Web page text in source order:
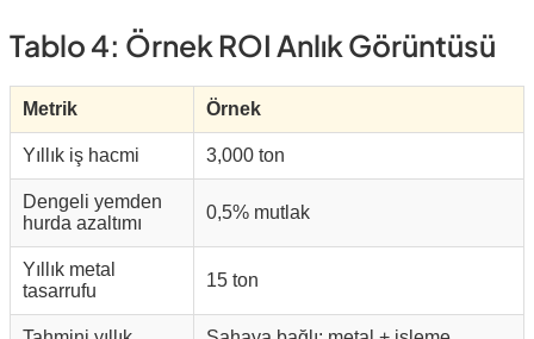
Tablo 4: Örnek ROI Anlık Görüntüsü
Metrik Örnek
Yıllık iş hacmi 3,000 ton
Dengeli yemden
hurda azaltımı
0,5% mutlak
Yıllık metal
tasarrufu
15 ton